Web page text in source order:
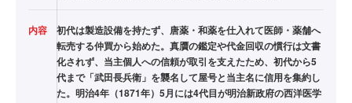
内容
初代は製造設備を持たず、唐薬・和薬を仕入れて医師・薬舗へ
転売する仲買から始めた。真贋の鑑定や代金回収の慣行は文書
化されず、当主個人への信頼が取引を支えたため、初代から5
代まで「武田長兵衛」を襲名して屋号と当主名に信用を集約し
た。明治4年（1871年）5月には4代目が明治新政府の西洋医学